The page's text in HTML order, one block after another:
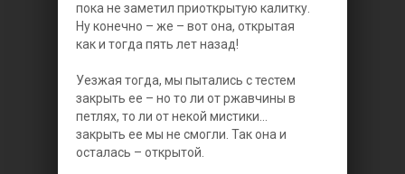
пока не заметил приоткрытую калитку.
Ну конечно – же – вот она, открытая
как и тогда пять лет назад!
Уезжая тогда, мы пытались с тестем
закрыть ее – но то ли от ржавчины в
петлях, то ли от некой мистики...
закрыть ее мы не смогли. Так она и
осталась – открытой.